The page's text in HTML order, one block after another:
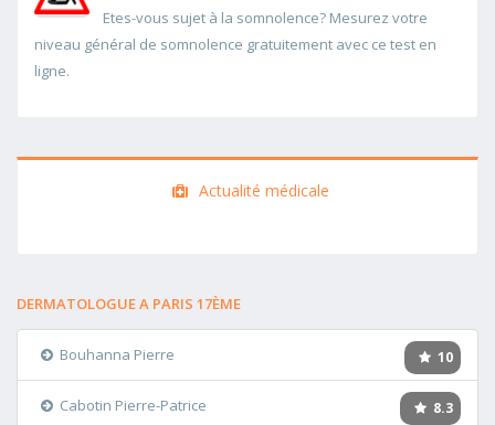
Etes-vous sujet à la somnolence? Mesurez votre
niveau général de somnolence gratuitement avec ce test en
ligne.
Actualité médicale
DERMATOLOGUE A PARIS 17ÈME
10
Bouhanna Pierre
8.3
Cabotin Pierre-Patrice